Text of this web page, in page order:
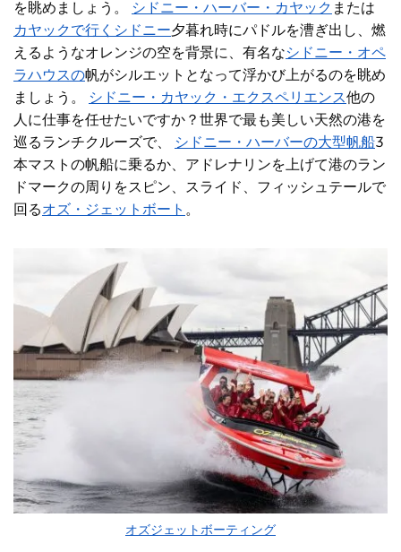
を眺めましょう。
シドニー・ハーバー・カヤック または
カヤックで行くシドニー夕暮れ時にパドルを漕ぎ出し、 燃
えるようなオレンジの空を背景に、 有名なシドニー・オペ
ラハウスの帆がシルエットとなって浮かび上がるのを眺め
ましょう。
シドニー・カヤック・エクスペリエンス他の
人に仕事を任せたいですか？世界で最も美しい天然の港を
巡るランチクルーズで、
シドニー・ハーバーの大型帆船3
本マストの帆船に乗るか、アドレナリンを上げて港のラン
ドマークの周りをスピン、スライド、フィッシュテールで
回るオズ・ジェットボート 。
オズジェットボーティング